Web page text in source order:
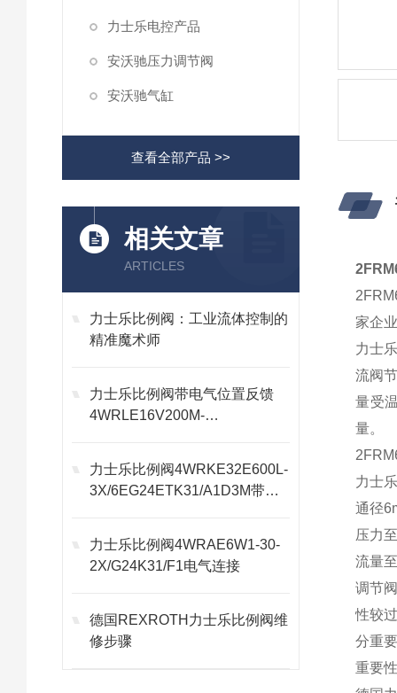
力士乐电控产品
安沃驰压力调节阀
安沃驰气缸
查看全部产品 >>
相关文章
ARTICLES
力士乐比例阀：工业流体控制的
精准魔术师
力士乐比例阀带电气位置反馈
4WRLE16V200M-
力士乐比例阀4WRKE32E600L-
3X/6EG24ETK31/A1D3M带电
力士乐比例阀4WRAE6W1-30-
2X/G24K31/F1电气连接
德国REXROTH力士乐比例阀维
修步骤
家企
力士
流阀
量受
量。
力士
通径
压力
流量
调节
性较
分重
重要